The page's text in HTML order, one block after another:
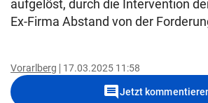
aufgelöst, durch die Intervention
Ex-Firma Abstand von der
Vorarlberg 17.03.2025 11:58
commentJetzt